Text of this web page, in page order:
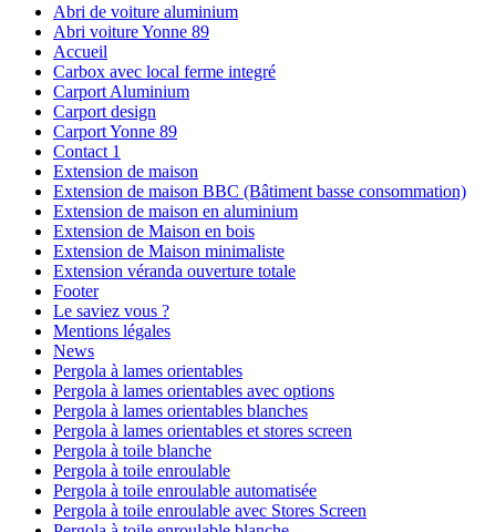
Abri de voiture aluminium
Abri voiture Yonne 89
Accueil
Carbox avec local ferme integré
Carport Aluminium
Carport design
Carport Yonne 89
Contact 1
Extension de maison
Extension de maison BBC (Bâtiment basse consommation)
Extension de maison en aluminium
Extension de Maison en bois
Extension de Maison minimaliste
Extension véranda ouverture totale
Footer
Le saviez vous ?
Mentions légales
News
Pergola à lames orientables
Pergola à lames orientables avec options
Pergola à lames orientables blanches
Pergola à lames orientables et stores screen
Pergola à toile blanche
Pergola à toile enroulable
Pergola à toile enroulable automatisée
Pergola à toile enroulable avec Stores Screen